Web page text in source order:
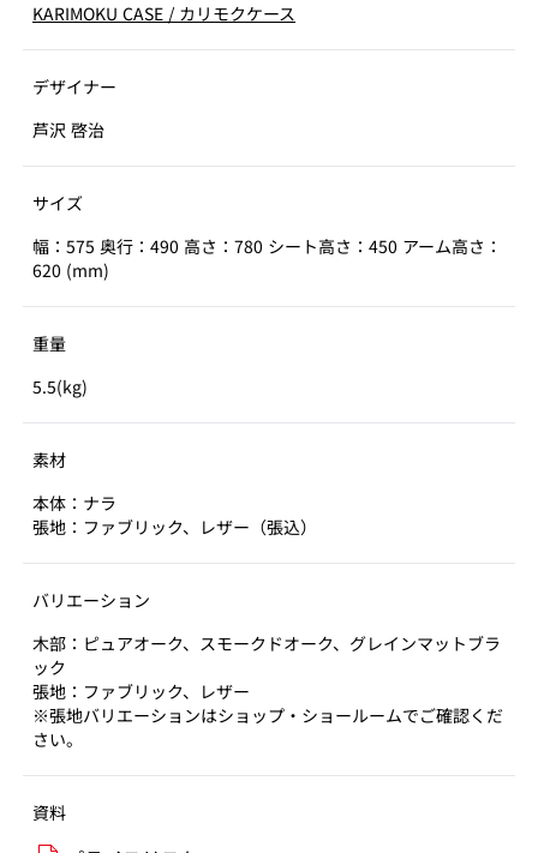
KARIMOKU CASE / カリモクケース
デザイナー
芦沢 啓治
サイズ
幅：575 奥行：490 高さ：780 シート高さ：450 アーム高さ：
620 (mm)
重量
5.5(kg)
素材
本体：ナラ
張地：ファブリック、レザー（張込）
バリエーション
木部：ピュアオーク、スモークドオーク、グレインマットブラ
ック
張地：ファブリック、レザー
※張地バリエーションはショップ・ショールームでご確認くだ
さい。
資料